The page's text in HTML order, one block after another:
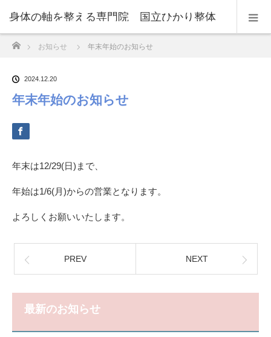
身体の軸を整える専門院 国立ひかり整体
センター
ホーム
お知らせ 年末年始のお知らせ
2024.12.20
年末年始のお知らせ
年末は12/29(日)まで、
年始は1/6(月)からの営業となります。
よろしくお願いいたします。
PREV NEXT
最新のお知らせ